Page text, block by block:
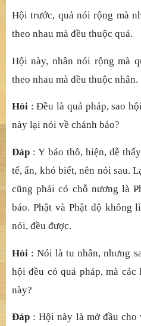
Hỏi : Trướ c, há không thành tự
Đáp : Phàm, theo cảnh mà
ngh a :
a. Nêu cảnh pháp, nói hữu sởt
b. Nhiếp l ấy ngay tâm, khiế n
Hộ i tr ước, quảnói r ộng mà
theo nhau mà đều thuộc quả
Hội này, nhân nói rộ ng mà
theo nhau mà đ
Hỏi : Đều là quảpháp, sao hộ
này lại nói vềchánh báo?
tế,ẩn, khó biết, nên nói sau. L